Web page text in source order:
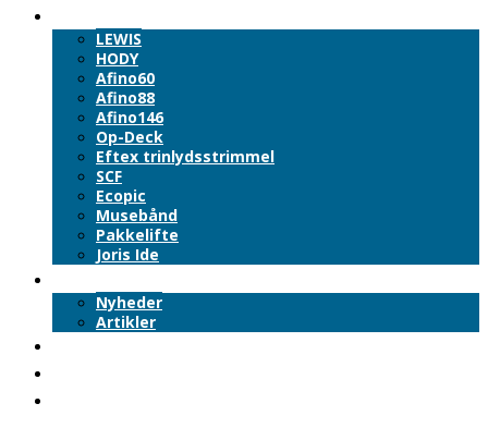
LEWIS
HODY
Afino60
Afino88
Afino146
Op-Deck
Eftex trinlydsstrimmel
SCF
Ecopic
Musebånd
Pakkelifte
Joris Ide
Nyheder
Artikler